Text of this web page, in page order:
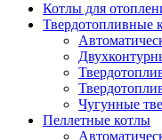
Котлы для
Твердотопливные
Чугунные
Пеллетные котлы